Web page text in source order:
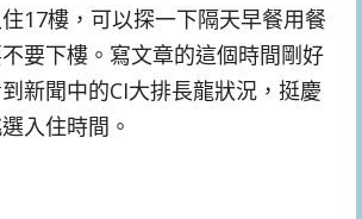
17樓，可以探一下隔天早餐用餐
要下樓。寫文章的這個時間剛好
新聞中的CI大排長龍狀況，挺慶
入住時間。